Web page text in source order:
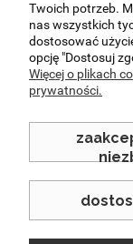
Twoich potrzeb.
nas wszystkich
dostosować
opcję "Dostosuj
Więcej o plikach
prywatności.